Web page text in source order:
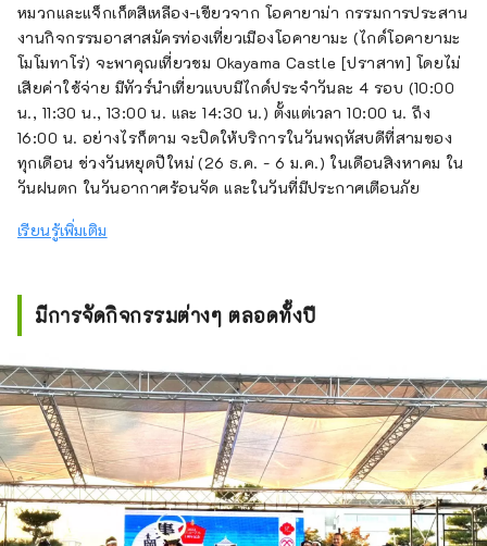
หมวกและแจ็กเก็ตสีเหลือง-เขียวจาก โอคายาม่า กรรมการประสาน
งานกิจกรรมอาสาสมัครท่องเที่ยวเมืองโอคายามะ (ไกด์โอคายามะ
โมโมทาโร่) จะพาคุณเที่ยวชม Okayama Castle [ปราสาท] โดยไม่
เสียค่าใช้จ่าย มีทัวร์นำเที่ยวแบบมีไกด์ประจำวันละ 4 รอบ (10:00
น., 11:30 น., 13:00 น. และ 14:30 น.) ตั้งแต่เวลา 10:00 น. ถึง
16:00 น. อย่างไรก็ตาม จะปิดให้บริการในวันพฤหัสบดีที่สามของ
ทุกเดือน ช่วงวันหยุดปีใหม่ (26 ธ.ค. - 6 ม.ค.) ในเดือนสิงหาคม ใน
วันฝนตก ในวันอากาศร้อนจัด และในวันที่มีประกาศเตือนภัย
เรียนรู้เพิ่มเติม
มีการจัดกิจกรรมต่างๆ ตลอดทั้งปี